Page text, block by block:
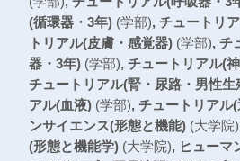
(循環器・3年)(学部), チュートリ
トリアル(皮膚・感覚器)(学部), チ
器・3年)(学部), チュートリアル(
チュートリアル(腎・尿路・男性生
アル(血液)(学部), チュートリアル
ンサイエンス(形態と機能)(大学院)
(形態と機能学)(大学院), ヒューマ